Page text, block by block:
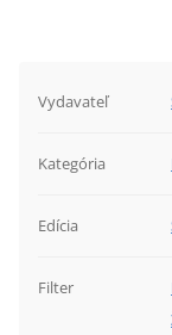
Vydavateľ
Kategória
Edícia
Filter